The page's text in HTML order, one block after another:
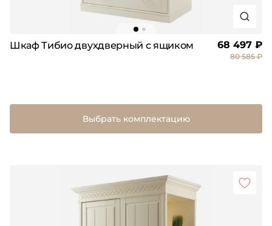
Шкаф Тибио двухдверный с ящиком 68 497 ₽
80 585 ₽
Выбрать комплектацию